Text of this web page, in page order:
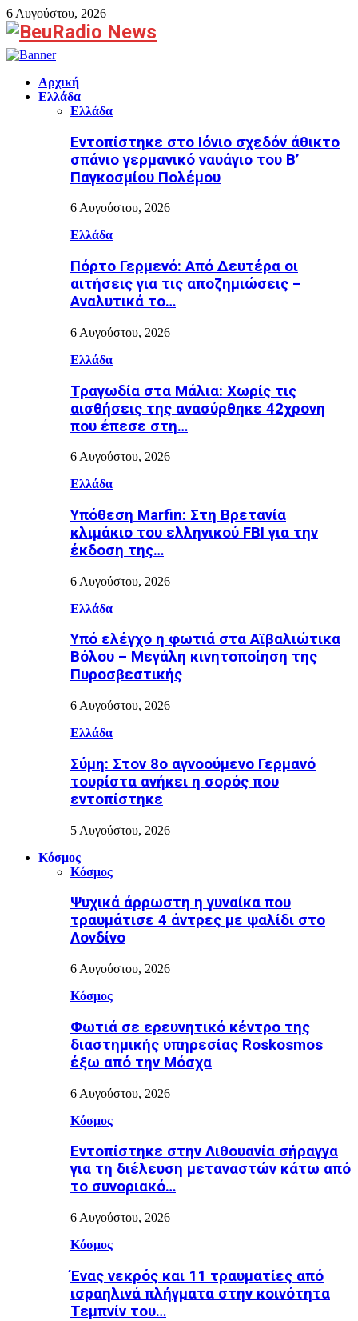
6 Αυγούστου, 2026
Facebook
Αρχική
Ελλάδα
Ελλάδα
Εντοπίστηκε στο Ιόνιο σχεδόν άθικτο
σπάνιο γερμανικό ναυάγιο του Β’
Παγκοσμίου Πολέμου
6 Αυγούστου, 2026
Ελλάδα
Πόρτο Γερμενό: Από Δευτέρα οι
αιτήσεις για τις αποζημιώσεις –
Αναλυτικά το…
6 Αυγούστου, 2026
Ελλάδα
Τραγωδία στα Μάλια: Χωρίς τις
αισθήσεις της ανασύρθηκε 42χρονη
που έπεσε στη…
6 Αυγούστου, 2026
Ελλάδα
Υπόθεση Marfin: Στη Βρετανία
κλιμάκιο του ελληνικού FBI για την
έκδοση της…
6 Αυγούστου, 2026
Ελλάδα
Υπό ελέγχο η φωτιά στα Αϊβαλιώτικα
Βόλου – Μεγάλη κινητοποίηση της
Πυροσβεστικής
6 Αυγούστου, 2026
Ελλάδα
Σύμη: Στον 8ο αγνοούμενο Γερμανό
τουρίστα ανήκει η σορός που
εντοπίστηκε
5 Αυγούστου, 2026
Κόσμος
Κόσμος
Ψυχικά άρρωστη η γυναίκα που
τραυμάτισε 4 άντρες με ψαλίδι στο
Λονδίνο
6 Αυγούστου, 2026
Κόσμος
Φωτιά σε ερευνητικό κέντρο της
διαστημικής υπηρεσίας Roskosmos
έξω από την Μόσχα
6 Αυγούστου, 2026
Κόσμος
Εντοπίστηκε στην Λιθουανία σήραγγα
για τη διέλευση μεταναστών κάτω από
το συνοριακό…
6 Αυγούστου, 2026
Κόσμος
Ένας νεκρός και 11 τραυματίες από
ισραηλινά πλήγματα στην κοινότητα
Τεμπνίν του…